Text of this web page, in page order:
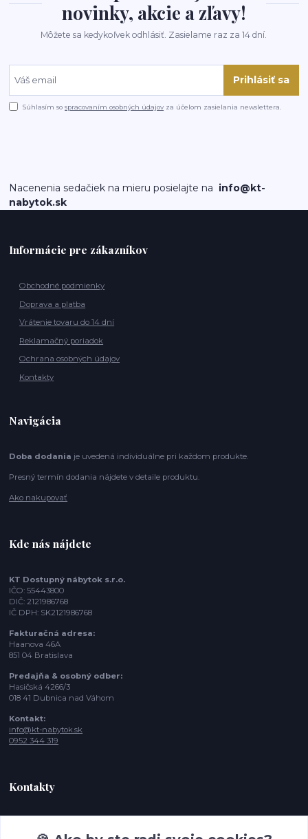
novinky, akcie a zľavy!
Môžete sa kedykoľvek odhlásiť. Zasielame raz za 14 dní.
Prihlásiť sa
Súhlasím sospracovaním osobných údajov za účelom zasielania newslettera.
Nacenenia sedačiek na mieru posielajte na info@kt-
nabytok.sk
Informácie pre zákazníkov
Obchodné podmienky
Doprava a platba
Vrátenie tovaru do 14 dní
Reklamačný poriadok
Ochrana osobných údajov
Kontakty
Navigácia
Doba dodania je uvedená individuálne pri každom produkte.
Presný termín dodania nájdete v detaile produktu.
Ako nakupovať
Kde nás nájdete
KT Dostupný nábytok s.r.o.
IČO: 55443800
DIČ: 2121986768
IČ DPH: SK2121986768
Fakturačná adresa:
Haanova 46A
851 04 Bratislava
Predajňa & osobný odber:
Hasičská 4266/3
018 41 Dubnica nad Váhom
Kontakt:
info@kt-nabytok.sk
0952 344 319
Kontakty
+421 952 344 319